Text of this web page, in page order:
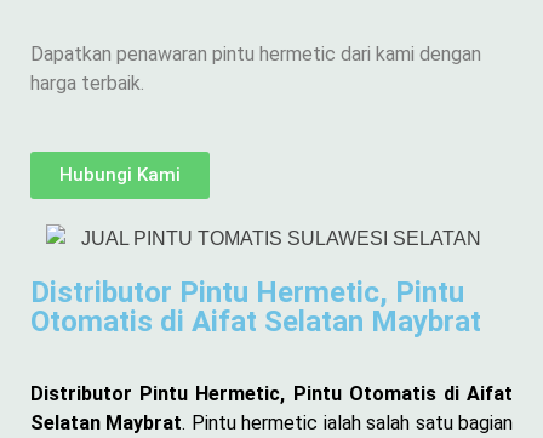
Dapatkan penawaran pintu hermetic dari kami dengan
harga terbaik.
Hubungi Kami
Distributor Pintu Hermetic, Pintu
Otomatis di Aifat Selatan Maybrat
Distributor Pintu Hermetic, Pintu Otomatis di Aifat
Selatan Maybrat. Pintu hermetic ialah salah satu bagian